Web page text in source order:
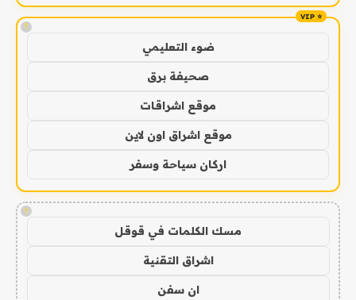
!
ضوء التعليمي
صحيفة برق
موقع اشراقات
موقع اشراق اون لاين
اركان سياحة وسفر
!
مسك الكلمات في قوقل
اشراق التقنية
ان سفن